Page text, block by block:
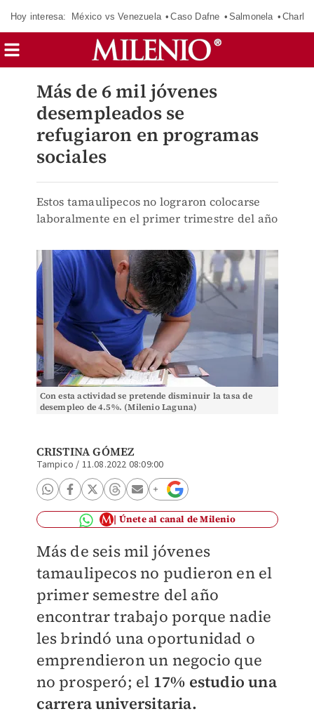
Hoy interesa: México vs Venezuela Caso Dafne Salmonela
Más de 6 mil jóvenes
desempleados se
refugiaron en programas
sociales
Estos tamaulipecos no lograron colocarse
laboralmente en el primer trimestre del año
Con esta actividad se pretende disminuir la tasa de
desempleo de 4.5%. (Milenio Laguna)
CRISTINA GÓMEZ
Tampico / 11.08.2022 08:09:00
Únete al canal de Milenio
Más de seis mil jóvenes
tamaulipecos no pudieron en el
primer semestre del año
encontrar trabajo porque nadie
les brindó una oportunidad o
emprendieron un negocio que
no prosperó; el 17% estudio una
carrera universitaria.